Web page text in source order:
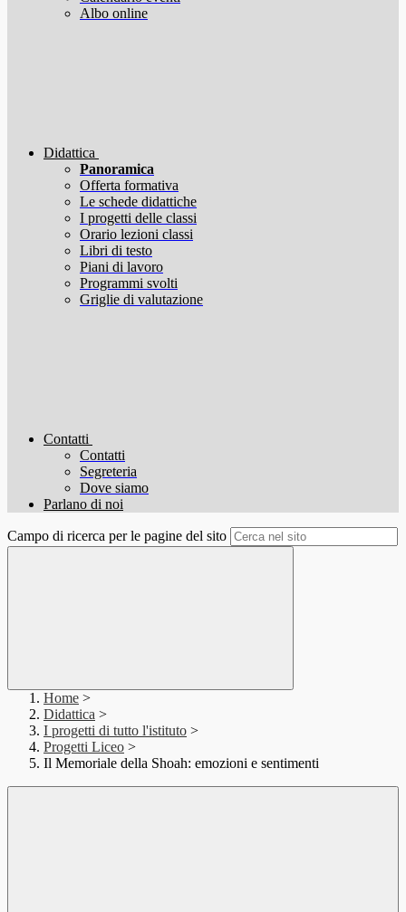
Albo online
Didattica
Panoramica
Offerta formativa
Le schede didattiche
I progetti delle classi
Orario lezioni classi
Libri di testo
Piani di lavoro
Programmi svolti
Griglie di valutazione
Contatti
Contatti
Segreteria
Dove siamo
Parlano di noi
Campo di ricerca per le pagine del sito
Home >
Didattica >
I progetti di tutto l'istituto >
Progetti Liceo >
Il Memoriale della Shoah: emozioni e sentimenti